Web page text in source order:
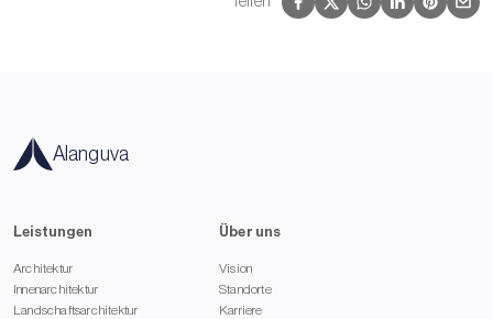
Alanguva
Leistungen
Architektur
Innenarchitektur
Landschaftsarchitektur
Über uns
Vision
Standorte
Karriere